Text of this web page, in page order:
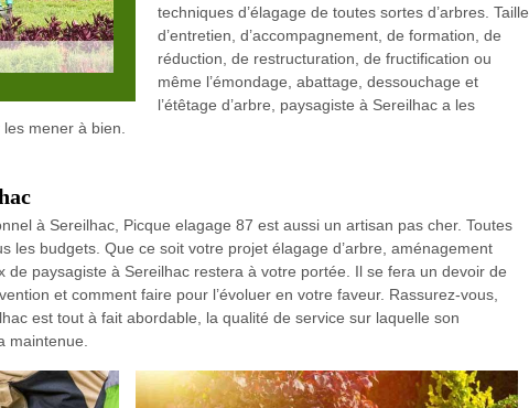
techniques d’élagage de toutes sortes d’arbres. Taille
d’entretien, d’accompagnement, de formation, de
réduction, de restructuration, de fructification ou
même l’émondage, abattage, dessouchage et
l’étêtage d’arbre, paysagiste à Sereilhac a les
mener à bien.
à Sereilhac, Picque elagage 87 est aussi un artisan pas cher. Toutes
les budgets. Que ce soit votre projet élagage d’arbre, aménagement
de paysagiste à Sereilhac restera à votre portée. Il se fera un devoir de
et comment faire pour l’évoluer en votre faveur. Rassurez-vous,
est tout à fait abordable, la qualité de service sur laquelle son
maintenue.